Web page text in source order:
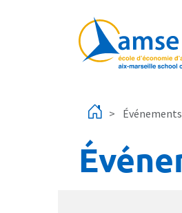
Événements